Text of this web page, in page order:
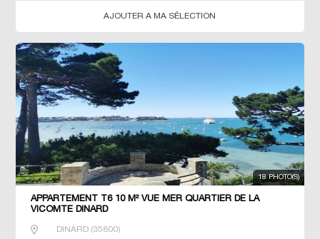
AJOUTER A MA SÉLECTION
18 PHOTO(S)
APPARTEMENT T6 10 M² VUE MER QUARTIER DE LA
VICOMTE DINARD
DINARD(35800)